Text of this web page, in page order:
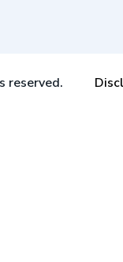
reserved.